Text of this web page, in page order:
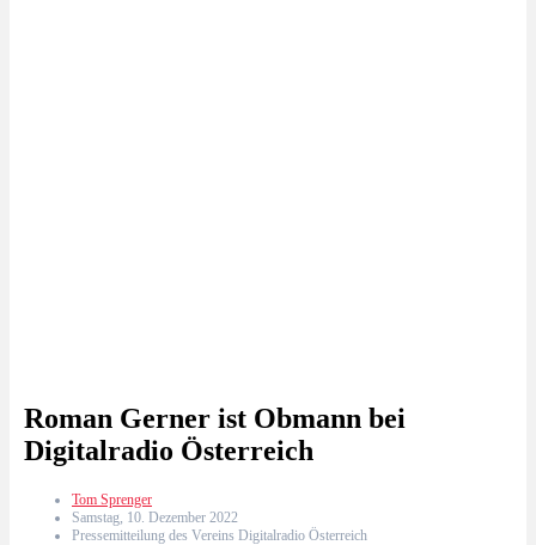
Roman Gerner ist Obmann bei
Digitalradio Österreich
Tom Sprenger
Samstag, 10. Dezember 2022
Pressemitteilung des Vereins Digitalradio Österreich